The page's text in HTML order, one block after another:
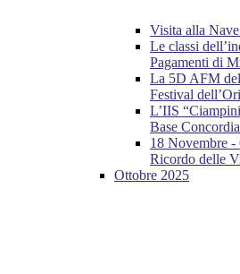
Visita alla
Le classi
Pagamenti di
La 5D AFM
Festival
L’IIS
Base
18 Novembre -
Ricordo delle
Ottobre 2025